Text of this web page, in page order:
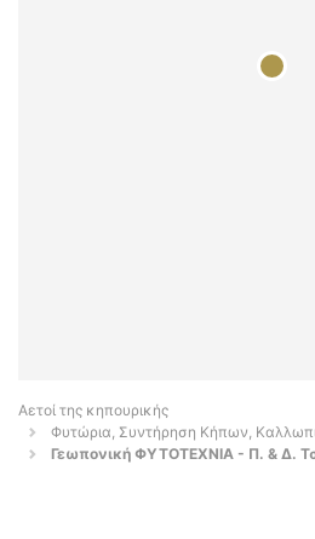
Αετοί της κηπουρικής
Φυτώρια, Συντήρηση Κήπων,
Γεωπονική ΦΥΤΟΤΕΧΝΙΑ - Π. & Δ.